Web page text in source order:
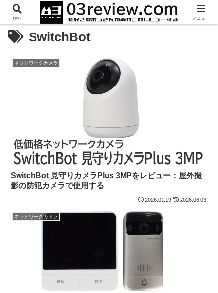
SwitchBot
ネットワークカメラ
SwitchBot 見守りカメラPlus 3MPをレビュー：屋外撮
影の防犯カメラで使用する
2026.01.19 2026.06.03
ネットワークカメラ
検索 メニュー